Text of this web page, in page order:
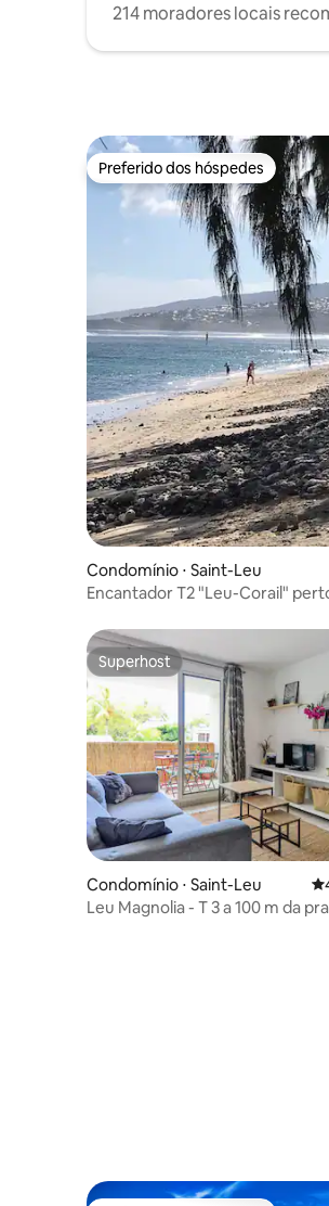
214 moradores locais
Preferido dos hóspedes
Preferido dos hóspedes
Condomínio ⋅ Saint-Leu
Encantador T2 "Leu-Corail"
Superhost
Superhost
Condomínio ⋅ Saint-Leu
Leu Magnolia - T 3 a 100 m da